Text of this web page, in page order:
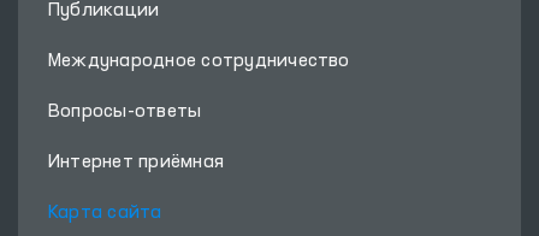
Публикации
Международное сотрудничество
Вопросы-ответы
Интернет приёмная
Карта сайта